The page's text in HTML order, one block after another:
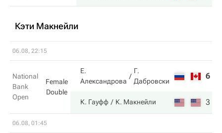
Кэти Макнейли
06.08, 22:15
National
Bank
Open
Female
Double
Е.
Александрова
Г.
Дабровски
6
К. Гауфф К. Макнейли 3
06.08, 01:45